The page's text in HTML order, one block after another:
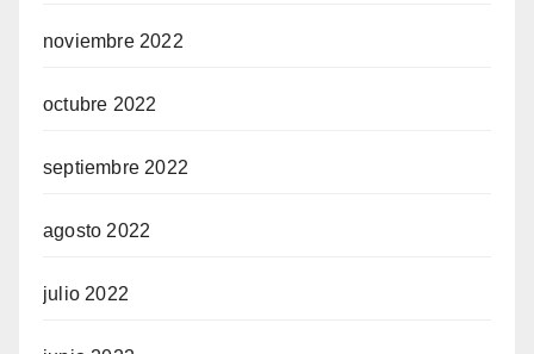
noviembre 2022
octubre 2022
septiembre 2022
agosto 2022
julio 2022